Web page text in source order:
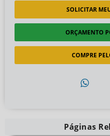
SOLICITAR
ORÇAMENTO
COMPRE
Páginas